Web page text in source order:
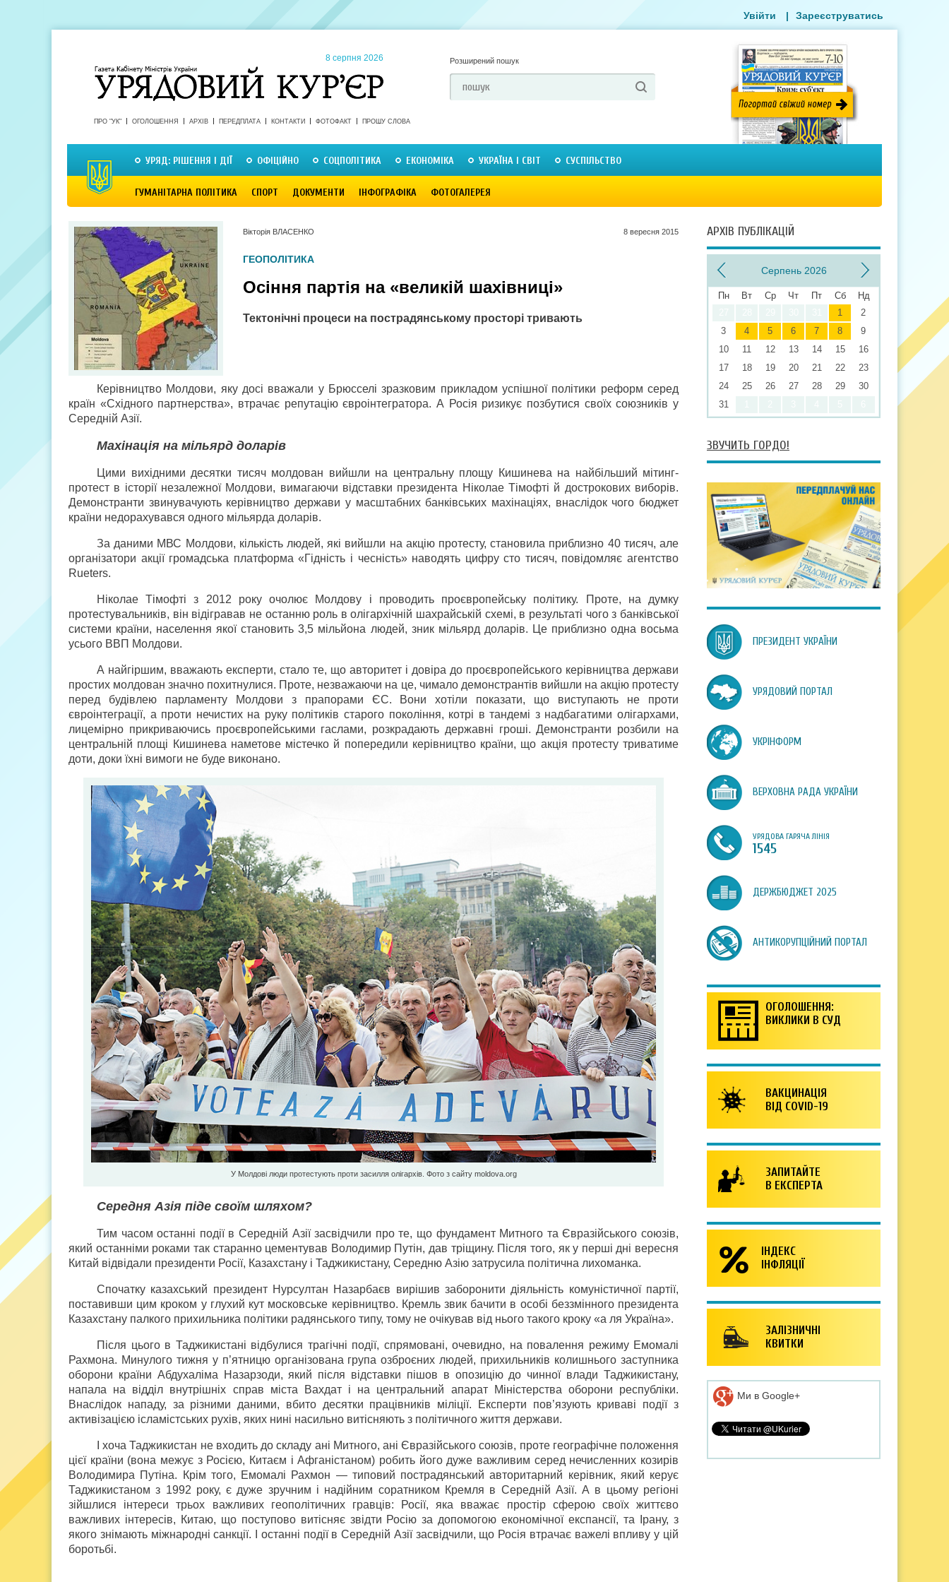
8 серпня 2026 Розширений пошук
ПРО "УК" ОГОЛОШЕННЯ АРХІВ ПЕРЕДПЛАТА КОНТАКТИ ФОТОФАКТ ПРОШУ СЛОВА
УРЯД: РІШЕННЯ І ДІЇ ОФІЦІЙНО СОЦПОЛІТИКА ЕКОНОМІКА УКРАЇНА І СВІТ СУСПІЛЬСТВО
ГУМАНІТАРНА ПОЛІТИКА СПОРТ ДОКУМЕНТИ ІНФОГРАФІКА ФОТОГАЛЕРЕЯ
Увійти | Зареєструватись
Вікторія ВЛАСЕНКО 8 вересня 2015
ГЕОПОЛІТИКА
Осіння партія на «великій шахівниці»
Тектонічні процеси на пострадянському просторі тривають
Керівництво Молдови, яку досі вважали у Брюсселі зразковим прикладом успішної політики реформ серед
країн «Східного партнерства», втрачає репутацію євроінтегратора. А Росія ризикує позбутися своїх союзників у
Середній Азії.
Махінація на мільярд доларів
Цими вихідними десятки тисяч молдован вийшли на центральну площу Кишинева на найбільший мітинг-
протест в історії незалежної Молдови, вимагаючи відставки президента Ніколае Тімофті й дострокових виборів.
Демонстранти звинувачують керівництво держави у масштабних банківських махінаціях, внаслідок чого бюджет
країни недорахувався одного мільярда доларів.
За даними МВС Молдови, кількість людей, які вийшли на акцію протесту, становила приблизно 40 тисяч, але
організатори акції громадська платформа «Гідність і чесність» наводять цифру сто тисяч, повідомляє агентство
Rueters.
Ніколае Тімофті з 2012 року очолює Молдову і проводить проєвропейську політику. Проте, на думку
протестувальників, він відігравав не останню роль в олігархічній шахрайській схемі, в результаті чого з банківської
системи країни, населення якої становить 3,5 мільйона людей, зник мільярд доларів. Це приблизно одна восьма
усього ВВП Молдови.
А найгіршим, вважають експерти, стало те, що авторитет і довіра до проєвропейського керівництва держави
простих молдован значно похитнулися. Проте, незважаючи на це, чимало демонстрантів вийшли на акцію протесту
перед будівлею парламенту Молдови з прапорами ЄС. Вони хотіли показати, що виступають не проти
євроінтеграції, а проти нечистих на руку політиків старого покоління, котрі в тандемі з надбагатими олігархами,
лицемірно прикриваючись проєвропейськими гаслами, розкрадають державні гроші. Демонстранти розбили на
центральній площі Кишинева наметове містечко й попередили керівництво країни, що акція протесту триватиме
доти, доки їхні вимоги не буде виконано.
У Молдові люди протестують проти засилля олігархів. Фото з сайту moldova.org
Середня Азія піде своїм шляхом?
Тим часом останні події в Середній Азії засвідчили про те, що фундамент Митного та Євразійського союзів,
який останніми роками так старанно цементував Володимир Путін, дав тріщину. Після того, як у перші дні вересня
Китай відвідали президенти Росії, Казахстану і Таджикистану, Середню Азію затрусила політична лихоманка.
Спочатку казахський президент Нурсултан Назарбаєв вирішив заборонити діяльність комуністичної партії,
поставивши цим кроком у глухий кут московське керівництво. Кремль звик бачити в особі беззмінного президента
Казахстану палкого прихильника політики радянського типу, тому не очікував від нього такого кроку «а ля Україна».
Після цього в Таджикистані відбулися трагічні події, спрямовані, очевидно, на повалення режиму Емомалі
Рахмона. Минулого тижня у п’ятницю організована група озброєних людей, прихильників колишнього заступника
оборони країни Абдухаліма Назарзоди, який після відставки пішов в опозицію до чинної влади Таджикистану,
напала на відділ внутрішніх справ міста Вахдат і на центральний апарат Міністерства оборони республіки.
Внаслідок нападу, за різними даними, вбито десятки працівників міліції. Експерти пов’язують криваві події з
активізацією ісламістських рухів, яких нині насильно витісняють з політичного життя держави.
І хоча Таджикистан не входить до складу ані Митного, ані Євразійського союзів, проте географічне положення
цієї країни (вона межує з Росією, Китаєм і Афганістаном) робить його дуже важливим серед нечисленних козирів
Володимира Путіна. Крім того, Емомалі Рахмон — типовий пострадянський авторитарний керівник, який керує
Таджикистаном з 1992 року, є дуже зручним і надійним соратником Кремля в Середній Азії. А в цьому регіоні
зійшлися інтереси трьох важливих геополітичних гравців: Росії, яка вважає простір сферою своїх життєво
важливих інтересів, Китаю, що поступово витісняє звідти Росію за допомогою економічної експансії, та Ірану, з
якого знімають міжнародні санкції. І останні події в Середній Азії засвідчили, що Росія втрачає важелі впливу у цій
боротьбі.
АРХІВ ПУБЛІКАЦІЙ
Серпень 2026
Пн Вт Ср Чт Пт Сб
Нд
1
2
3
4 5 6 7 8
9
10
11 12 13 14 15
16
17
18 19 20 21 22
23
24
25 26 27 28 29
30
31
ЗВУЧИТЬ ГОРДО!
ПРЕЗИДЕНТ УКРАЇНИ
УРЯДОВИЙ ПОРТАЛ
УКРІНФОРМ
ВЕРХОВНА РАДА УКРАЇНИ
УРЯДОВА ГАРЯЧА ЛІНІЯ
1545
ДЕРЖБЮДЖЕТ 2025
АНТИКОРУПЦІЙНИЙ ПОРТАЛ
ОГОЛОШЕННЯ:
ВИКЛИКИ В СУД
ВАКЦИНАЦІЯ
ВІД COVID-19
ЗАПИТАЙТЕ
В ЕКСПЕРТА
ІНДЕКС
ІНФЛЯЦІЇ
ЗАЛІЗНИЧНІ
КВИТКИ
Ми в Google+